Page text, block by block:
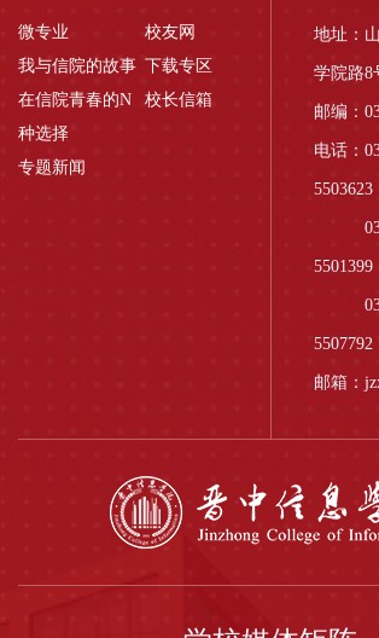
微专业
校友网
我与信院的故事 下载专区
在信院青春的N
种选择
校长信箱
专题新闻
地址：
学院路8
邮编：
电话：
5503623
5501399
5507792
邮箱：